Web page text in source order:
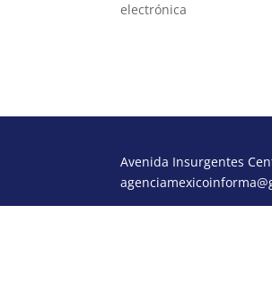
electrónica
Avenida Insurgentes